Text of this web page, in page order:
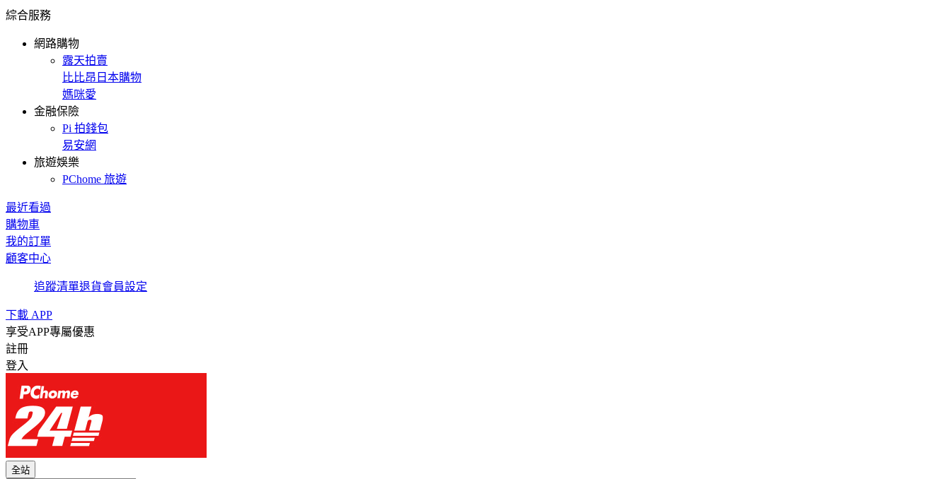
綜合服務
網路購物
露天拍賣
比比昂日本購物
媽咪愛
金融保險
Pi 拍錢包
易安網
旅遊娛樂
PChome 旅遊
最近看過
購物車
我的訂單
顧客中心
追蹤清單退貨會員設定
下載 APP
享受APP專屬優惠
註冊
登入
全站